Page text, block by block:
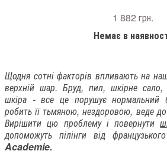
1 882 грн.
Немає в
Щодня сотні факторів впливають на
верхній шар. Бруд, пил, шкірне сало,
шкіра - все це порушує нормальний
робить її тьмяною, нездоровою, веде до
Вирішити цю проблему і повернути
допоможуть пілінги від
Academie.